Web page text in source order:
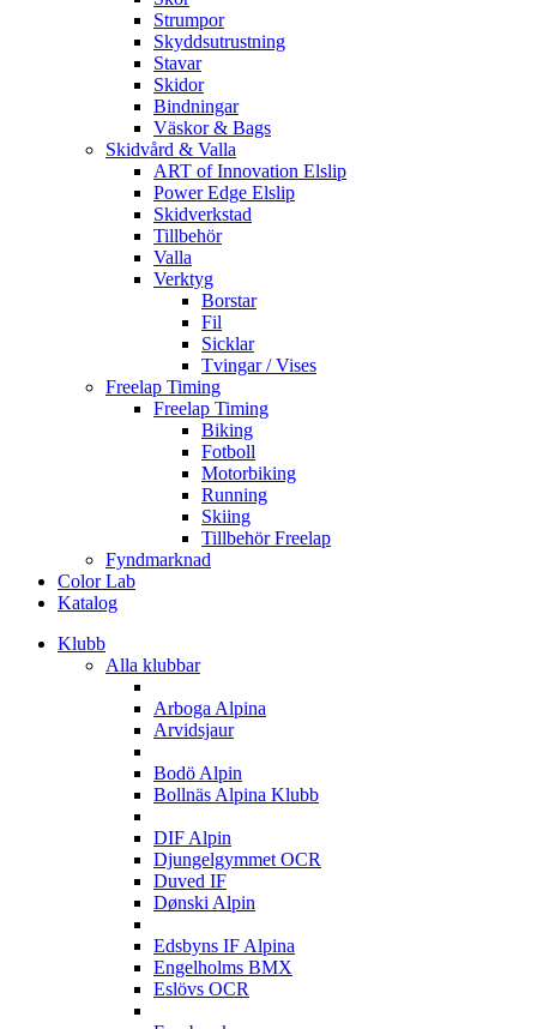
Strumpor
Skyddsutrustning
Stavar
Skidor
Bindningar
Väskor & Bags
Skidvård & Valla
ART of Innovation Elslip
Power Edge Elslip
Skidverkstad
Tillbehör
Valla
Verktyg
Borstar
Fil
Sicklar
Tvingar / Vises
Freelap Timing
Freelap Timing
Biking
Fotboll
Motorbiking
Running
Skiing
Tillbehör Freelap
Fyndmarknad
Color Lab
Katalog
Klubb
Alla klubbar
Arboga Alpina
Arvidsjaur
Bodö Alpin
Bollnäs Alpina Klubb
DIF Alpin
Djungelgymmet OCR
Duved IF
Dønski Alpin
Edsbyns IF Alpina
Engelholms BMX
Eslövs OCR